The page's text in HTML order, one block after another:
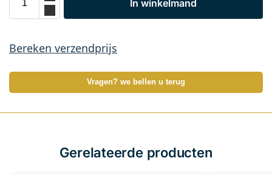
In winkelmand
Bereken verzendprijs
Vragen? we bellen u terug
Gerelateerde producten